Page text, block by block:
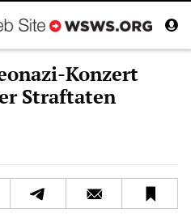
Konzert
Straftaten